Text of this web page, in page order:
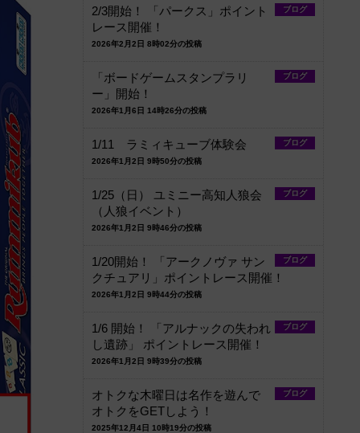
ブログ
2/3開始！ 「パークス」ポイント
レース開催！
2026年2月2日 8時02分の投稿
ブログ
「ボードゲームスタンプラリ
ー」開始！
2026年1月6日 14時26分の投稿
ブログ
1/11 ラミィキューブ体験会
2026年1月2日 9時50分の投稿
ブログ
1/25（日） ユミニー高知人狼会
（人狼イベント）
2026年1月2日 9時46分の投稿
ブログ
1/20開始！ 「アークノヴァ サン
クチュアリ」ポイントレース開催！
2026年1月2日 9時44分の投稿
ブログ
1/6 開始！ 「アルナックの失われ
し遺跡」 ポイントレース開催！
2026年1月2日 9時39分の投稿
ブログ
オトクな木曜日は名作を遊んで
オトクをGETしよう！
2025年12月4日 10時19分の投稿